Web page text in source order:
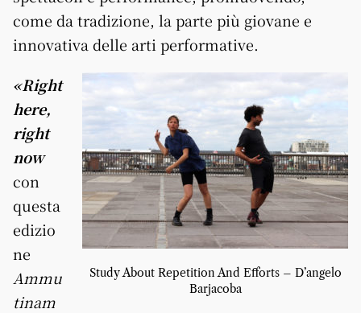
come da tradizione, la parte più giovane e
innovativa delle arti performative.
Study About Repetition And Efforts – D’angelo
Barjacoba
«Right
here,
right
now
con
questa
edizio
ne
Ammu
tinam